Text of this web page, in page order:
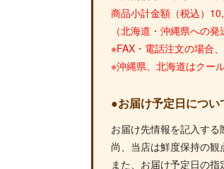
商品小計金額（税込）
（北海道・沖縄県への
※FAX・電話注文の場合
※沖縄県、北海道はクー
●お届け予定日につい
お届け先情報を記入する
尚、当店は鮮度保持の観
また、お届け予定日の